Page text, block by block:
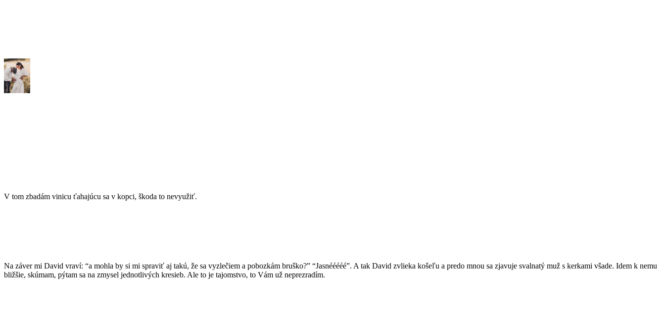
V tom zbadám vinicu ťahajúcu sa v kopci, škoda to nevyužiť.
Na záver mi David vraví: “a mohla by si mi spraviť aj takú, že sa vyzlečiem a pobozkám bruško?” “Jasnééééé”. A tak David zvlieka košeľu a predo mnou sa zjavuje svalnatý muž s kerkami všade. Idem k nemu
bližšie, skúmam, pýtam sa na zmysel jednotlivých kresieb. Ale to je tajomstvo, to Vám už neprezradím.